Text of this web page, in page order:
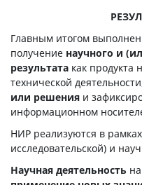
Главным итогом
получение научного и
результата как продукта
технической
или решения и
информационном
НИР реализуются в
исследовательской) и
Научная деятельность